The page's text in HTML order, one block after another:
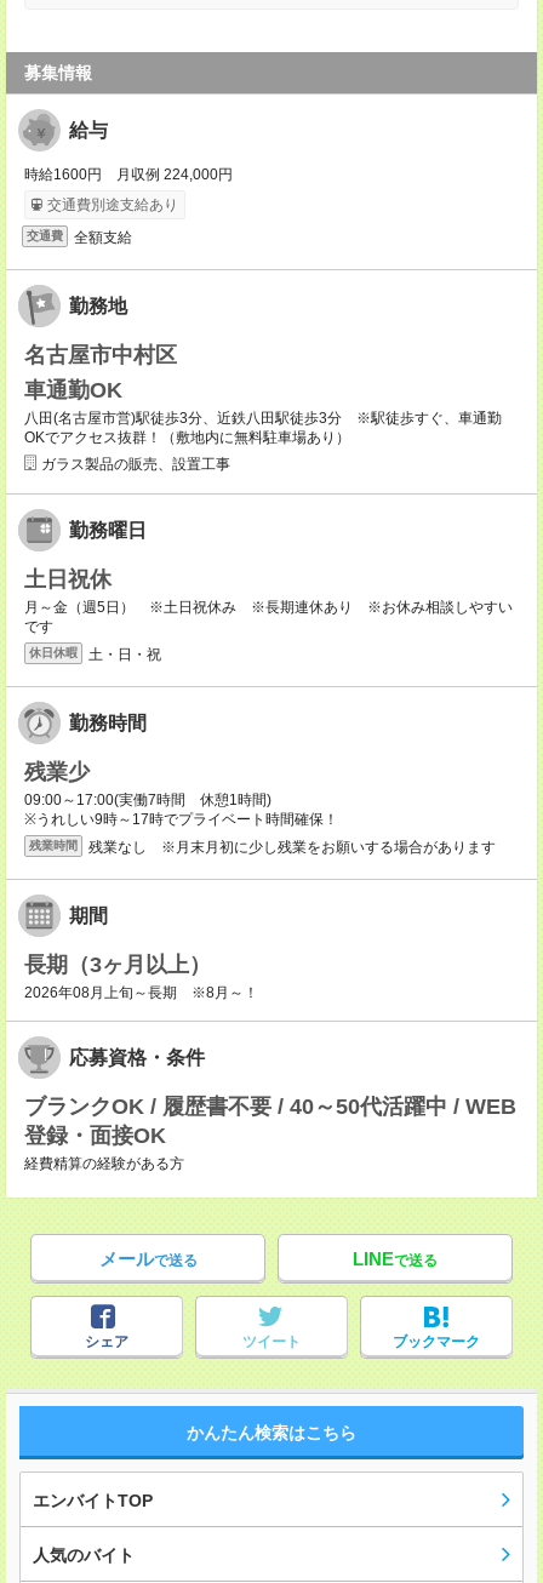
募集情報
給与
時給1600円 月収例 224,000円
交通費別途支給あり
交通費 全額支給
勤務地
名古屋市中村区
車通勤OK
八田(名古屋市営)駅徒歩3分、近鉄八田駅徒歩3分 ※駅徒歩すぐ、車通勤
OKでアクセス抜群！（敷地内に無料駐車場あり）
ガラス製品の販売、設置工事
勤務曜日
土日祝休
月～金（週5日） ※土日祝休み ※長期連休あり ※お休み相談しやすい
です
休日休暇 土・日・祝
勤務時間
残業少
09:00～17:00(実働7時間 休憩1時間)
※うれしい9時～17時でプライベート時間確保！
残業時間 残業なし ※月末月初に少し残業をお願いする場合があります
期間
長期（3ヶ月以上）
2026年08月上旬～長期 ※8月～！
応募資格・条件
ブランクOK / 履歴書不要 / 40～50代活躍中 / WEB
登録・面接OK
経費精算の経験がある方
メールで送る LINEで送る
シェア ツイート ブックマーク
かんたん検索はこちら
エンバイトTOP
人気のバイト